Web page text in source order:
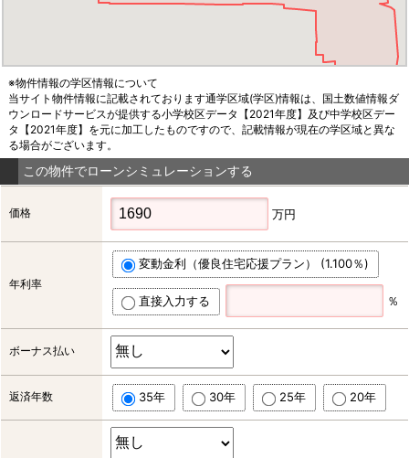
※物件情報の学区情報について
当サイト物件情報に記載されております通学区域(学区)情報は、国土数値情報ダ
ウンロードサービスが提供する小学校区データ【2021年度】及び中学校区デー
タ【2021年度】を元に加工したものですので、記載情報が現在の学区域と異な
る場合がございます。
この物件でローンシミュレーションする
価格 万円
年利率
変動金利（優良住宅応援プラン） (1.100％)
直接入力する ％
ボーナス払い
返済年数 35年 30年 25年 20年